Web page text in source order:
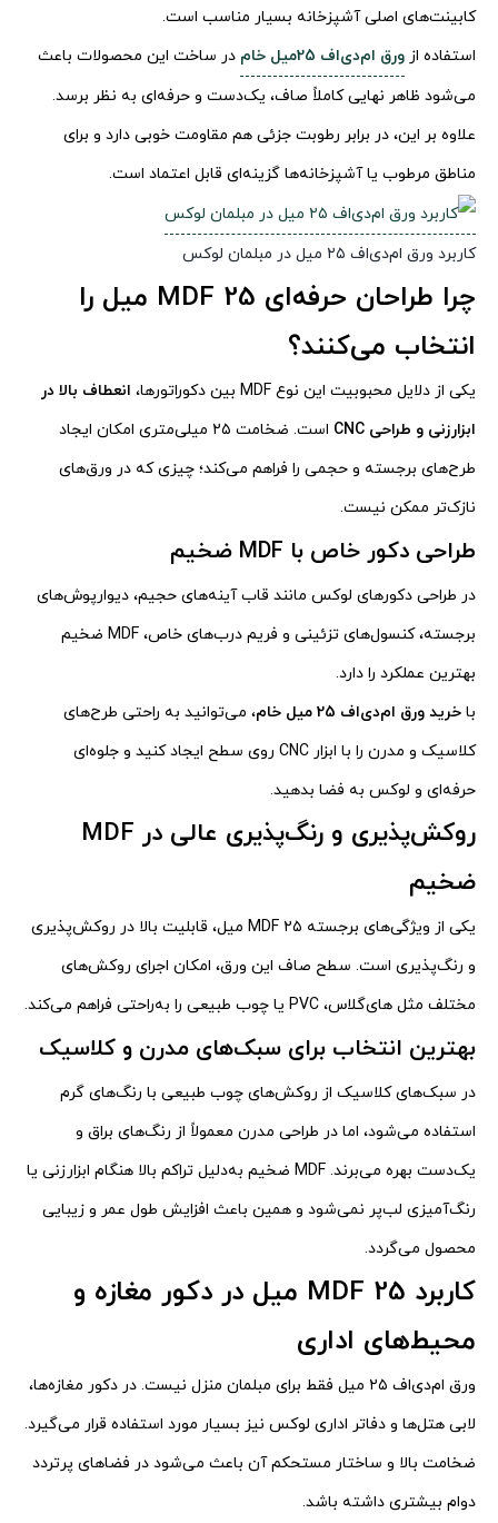
کابینت‌های اصلی آشپزخانه بسیار مناسب است.
استفاده از ورق ام‌دی‌اف 25میل خام
در ساخت این محصولات باعث
می‌شود ظاهر نهایی کاملاً صاف، یک‌دست و حرفه‌ای به نظر برسد.
علاوه بر این، در برابر رطوبت جزئی هم مقاومت خوبی دارد و برای
مناطق مرطوب یا آشپزخانه‌ها گزینه‌ای قابل اعتماد است.
کاربرد ورق ام‌دی‌اف ۲۵ میل در مبلمان لوکس
چرا طراحان حرفه‌ای MDF 25 میل را
انتخاب می‌کنند؟
یکی از دلایل محبوبیت این نوع MDF بین دکوراتورها،
انعطاف بالا در
ابزارزنی و طراحی CNC
است. ضخامت ۲۵ میلی‌متری امکان ایجاد
طرح‌های برجسته و حجمی را فراهم می‌کند؛ چیزی که در ورق‌های
نازک‌تر ممکن نیست.
طراحی دکور خاص با MDF ضخیم
در طراحی دکورهای لوکس مانند قاب آینه‌های حجیم، دیوارپوش‌های
برجسته، کنسول‌های تزئینی و فریم درب‌های خاص، MDF ضخیم
بهترین عملکرد را دارد.
با خرید ورق ام‌دی‌اف 25 میل خام
، می‌توانید به راحتی طرح‌های
کلاسیک و مدرن را با ابزار CNC روی سطح ایجاد کنید و جلوه‌ای
حرفه‌ای و لوکس به فضا بدهید.
روکش‌پذیری و رنگ‌پذیری عالی در MDF
ضخیم
یکی از ویژگی‌های برجسته MDF ۲۵ میل، قابلیت بالا در روکش‌پذیری
و رنگ‌پذیری است. سطح صاف این ورق، امکان اجرای روکش‌های
مختلف مثل های‌گلاس، PVC یا چوب طبیعی را به‌راحتی فراهم می‌کند.
بهترین انتخاب برای سبک‌های مدرن و کلاسیک
در سبک‌های کلاسیک از روکش‌های چوب طبیعی با رنگ‌های گرم
استفاده می‌شود، اما در طراحی مدرن معمولاً از رنگ‌های براق و
یک‌دست بهره می‌برند. MDF ضخیم به‌دلیل تراکم بالا هنگام ابزارزنی یا
رنگ‌آمیزی لب‌پر نمی‌شود و همین باعث افزایش طول عمر و زیبایی
محصول می‌گردد.
کاربرد MDF 25 میل در دکور مغازه و
محیط‌های اداری
ورق ام‌دی‌اف ۲۵ میل فقط برای مبلمان منزل نیست. در دکور مغازه‌ها،
لابی هتل‌ها و دفاتر اداری لوکس نیز بسیار مورد استفاده قرار می‌گیرد.
ضخامت بالا و ساختار مستحکم آن باعث می‌شود در فضاهای پرتردد
دوام بیشتری داشته باشد.